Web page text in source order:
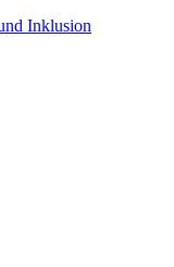
Inklusion